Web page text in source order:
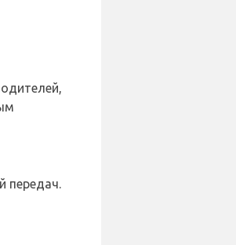
передач.